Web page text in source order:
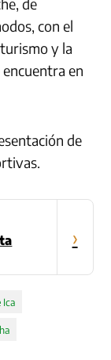
con el
y la
en
de
›
Ica